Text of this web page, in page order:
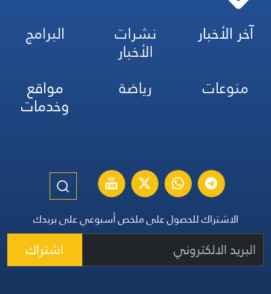
آخر الأخبار نشرات
الأخبار
البرامج
منوعات
رياضة مواقع
وخدمات
الاشتراك للحصول على ملخص أسبوعي على بريدك
اشتراك